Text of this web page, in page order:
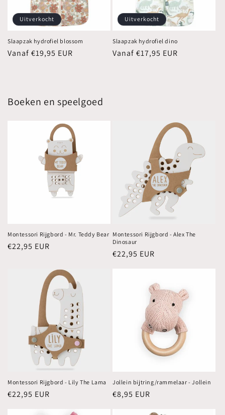
Uitverkocht
Slaapzak hydrofiel blossom
Normale
Vanaf €19,95 EUR
Uitverkocht
Slaapzak hydrofiel dino
Normale
Vanaf €17,95 EUR
Boeken en speelgoed
Montessori Rijgbord - Mr. Teddy Bear
Normale
€22,95 EUR
Montessori Rijgbord - Alex The
Dinosaur
Normale
€22,95 EUR
Montessori Rijgbord - Lily The Lama
Normale
€22,95 EUR
Jollein bijtring/rammelaar - Jollein
Normale
€8,95 EUR